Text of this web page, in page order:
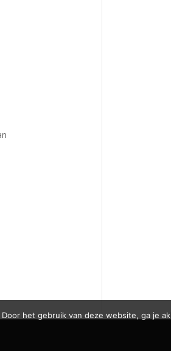
het gebruik van deze website, ga je